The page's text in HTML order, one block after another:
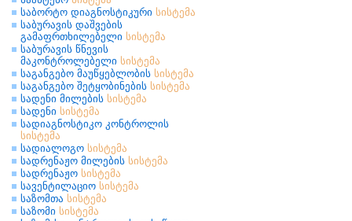
საბორტო დიაგნოსტიკური სისტემა
საბურავის დაშვების
გამაფრთხილებელი სისტემა
საბურავის წნევის
მაკონტროლებელი სისტემა
საგანგებო მაუწყებლობის სისტემა
საგანგებო შეტყობინების სისტემა
სადენი მილების სისტემა
სადენი სისტემა
სადიაგნოსტიკო კონტროლის
სისტემა
სადიალოგო სისტემა
სადრენაჟო მილების სისტემა
სადრენაჟო სისტემა
სავენტილაციო სისტემა
საზომთა სისტემა
საზომი სისტემა